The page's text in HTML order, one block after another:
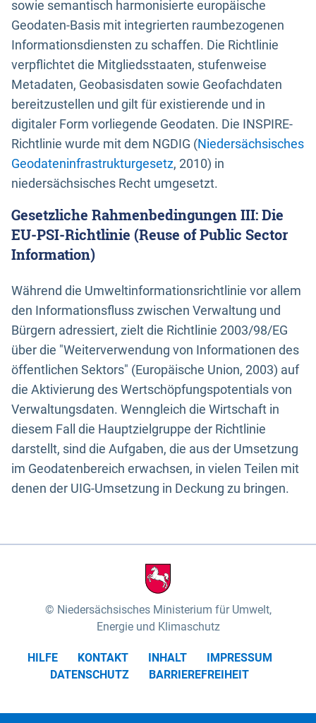
sowie semantisch harmonisierte europäische
Geodaten-Basis mit integrierten raumbezogenen
Informationsdiensten zu schaffen. Die Richtlinie
verpflichtet die Mitgliedsstaaten, stufenweise
Metadaten, Geobasisdaten sowie Geofachdaten
bereitzustellen und gilt für existierende und in
digitaler Form vorliegende Geodaten. Die INSPIRE-
Richtlinie wurde mit dem NGDIG (Niedersächsisches
Geodateninfrastrukturgesetz, 2010) in
niedersächsisches Recht umgesetzt.
Gesetzliche Rahmenbedingungen III: Die
EU-PSI-Richtlinie (Reuse of Public Sector
Information)
Während die Umweltinformationsrichtlinie vor allem
den Informationsfluss zwischen Verwaltung und
Bürgern adressiert, zielt die Richtlinie 2003/98/EG
über die "Weiterverwendung von Informationen des
öffentlichen Sektors" (Europäische Union, 2003) auf
die Aktivierung des Wertschöpfungspotentials von
Verwaltungsdaten. Wenngleich die Wirtschaft in
diesem Fall die Hauptzielgruppe der Richtlinie
darstellt, sind die Aufgaben, die aus der Umsetzung
im Geodatenbereich erwachsen, in vielen Teilen mit
denen der UIG-Umsetzung in Deckung zu bringen.
Niedersächsisches Ministerium für Umwelt,
Energie und Klimaschutz
HILFE KONTAKT INHALT
IMPRESSUM
DATENSCHUTZ
BARRIEREFREIHEIT